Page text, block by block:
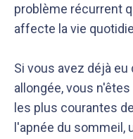
problème récurrent
affecte la vie
Si vous avez déjà
allongée, vous
les plus courantes
l'apnée du sommeil,